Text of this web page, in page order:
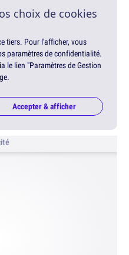
choix de cookies
tiers. Pour l'afficher, vous
paramètres de confidentialité.
le lien "Paramètres de Gestion
Accepter & afficher